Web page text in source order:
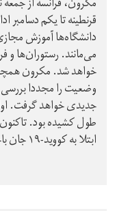
قرنطینه تا یکم دسامبر
دانشگاه‌ها آموزش
می‌مانند. رستوران‌‌ها و
خواهد شد. مکرون
وضعیت را مجددا
جدیدی خواهد گرفت.
ابتلا به کووید-۱۹ جان باخته‌اند.